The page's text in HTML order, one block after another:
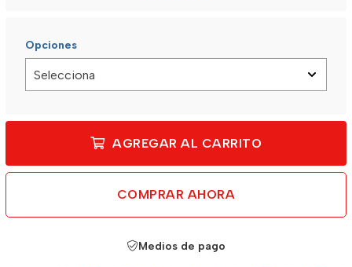
Opciones
AGREGAR AL CARRITO
COMPRAR AHORA
Medios de pago